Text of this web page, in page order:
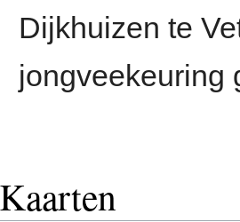
Dijkhuizen te
jongveekeuring
Kaarten